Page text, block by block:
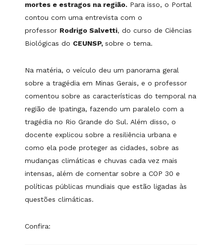
mortes e estragos na região. Para isso, o Portal
contou com uma entrevista com o
professor Rodrigo Salvetti, do curso de Ciências
Biológicas do CEUNSP, sobre o tema.
Na matéria, o veículo deu um panorama geral
sobre a tragédia em Minas Gerais, e o professor
comentou sobre as características do temporal na
região de Ipatinga, fazendo um paralelo com a
tragédia no Rio Grande do Sul. Além disso, o
docente explicou sobre a resiliência urbana e
como ela pode proteger as cidades, sobre as
mudanças climáticas e chuvas cada vez mais
intensas, além de comentar sobre a COP 30 e
políticas públicas mundiais que estão ligadas às
questões climáticas.
Confira: